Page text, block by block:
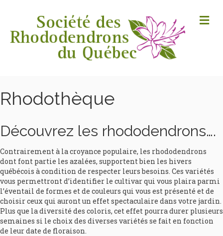
Rhodothèque
Découvrez les rhododendrons….
Contrairement à la croyance populaire, les rhododendrons
dont font partie les azalées, supportent bien les hivers
québécois à condition de respecter leurs besoins. Ces variétés
vous permettront d’identifier le cultivar qui vous plaira parmi
l’éventail de formes et de couleurs qui vous est présenté et de
choisir ceux qui auront un effet spectaculaire dans votre jardin.
Plus que la diversité des coloris, cet effet pourra durer plusieurs
semaines si le choix des diverses variétés se fait en fonction
de leur date de floraison.